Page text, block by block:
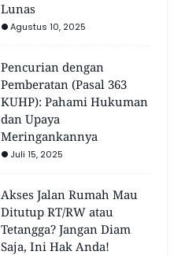
Lunas
Agustus 10, 2025
Pencurian dengan
Pemberatan (Pasal 363
KUHP): Pahami Hukuman
dan Upaya
Meringankannya
Juli 15, 2025
Akses Jalan Rumah Mau
Ditutup RT/RW atau
Tetangga? Jangan Diam
Saja, Ini Hak Anda!